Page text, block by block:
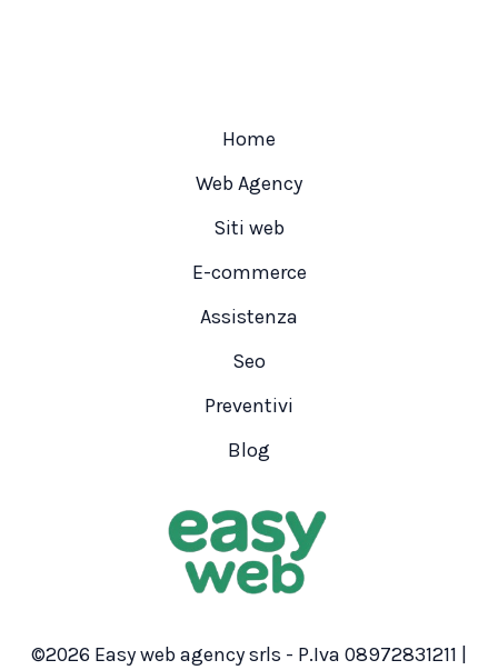
Home
Web Agency
Siti web
E-commerce
Assistenza
Seo
Preventivi
Blog
©2026 Easy web agency srls - P.Iva 08972831211 |